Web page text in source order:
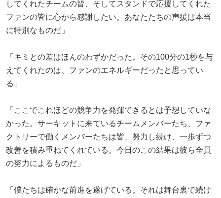
してくれたチームの皆、そしてスタンドで応援してくれた
ファンの皆に心から感謝したい。あなたたちの声援は本当
に特別なものだ」
「キミとの差はほんのわずかだった。その100分の1秒を与
えてくれたのは、ファンのエネルギーだったと思ってい
る」
「ここでこれほどの競争力を発揮できるとは予想していな
かった。サーキットに来ているチームメンバーたち、ファ
クトリーで働くメンバーたちは皆、努力し続け、一歩ずつ
改善を積み重ねてくれている。今日のこの結果は彼ら全員
の努力によるものだ」
「僕たちは確かな前進を遂げている。それは舞台裏で続け